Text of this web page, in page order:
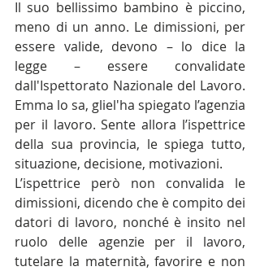
Il suo bellissimo bambino è piccino,
meno di un anno. Le dimissioni, per
essere valide, devono – lo dice la
legge – essere convalidate
dall'Ispettorato Nazionale del Lavoro.
Emma lo sa, gliel'ha spiegato l’agenzia
per il lavoro. Sente allora l’ispettrice
della sua provincia, le spiega tutto,
situazione, decisione, motivazioni.
L’ispettrice però non convalida le
dimissioni, dicendo che è compito dei
datori di lavoro, nonché è insito nel
ruolo delle agenzie per il lavoro,
tutelare la maternità, favorire e non